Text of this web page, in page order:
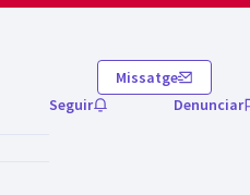
Missatge
Seguir
Denunciar